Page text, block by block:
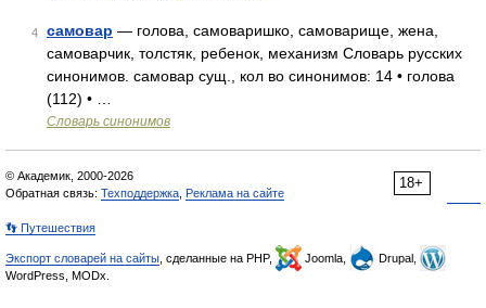
4 самовар — голова, самоваришко, самоварище, жена,
самоварчик, толстяк, ребенок, механизм Словарь русских
синонимов. самовар сущ., кол во синонимов: 14 • голова
(112) • …
Словарь синонимов
18+
© Академик, 2000-2026
Обратная связь: Техподдержка Реклама на сайте
👣 Путешествия
Экспорт словарей на сайты , сделанные на PHP, Joomla,
Drupal,
WordPress, MODx.